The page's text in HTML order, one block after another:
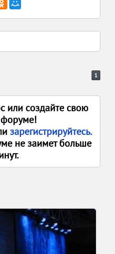
1
или создайте свою
зарегистрируйтесь.
не заимет больше